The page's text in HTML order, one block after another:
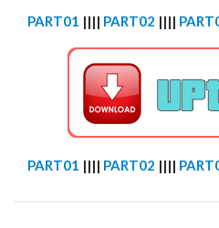
PART01 |||| PART02 ||||
PART01 |||| PART02 ||||